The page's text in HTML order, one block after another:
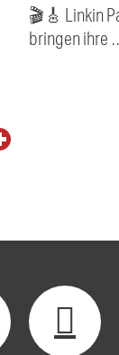
🎬🎸 Linkin
bringen ihre